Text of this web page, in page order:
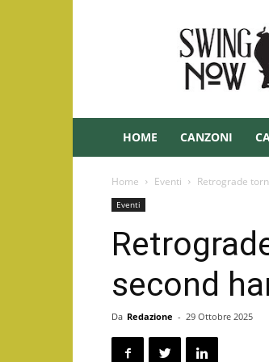
Swing
Swingnow.it
HOME CANZONI
Home Eventi Retrograde
Eventi
second
Da Redazione - 29 Ottobre 2025